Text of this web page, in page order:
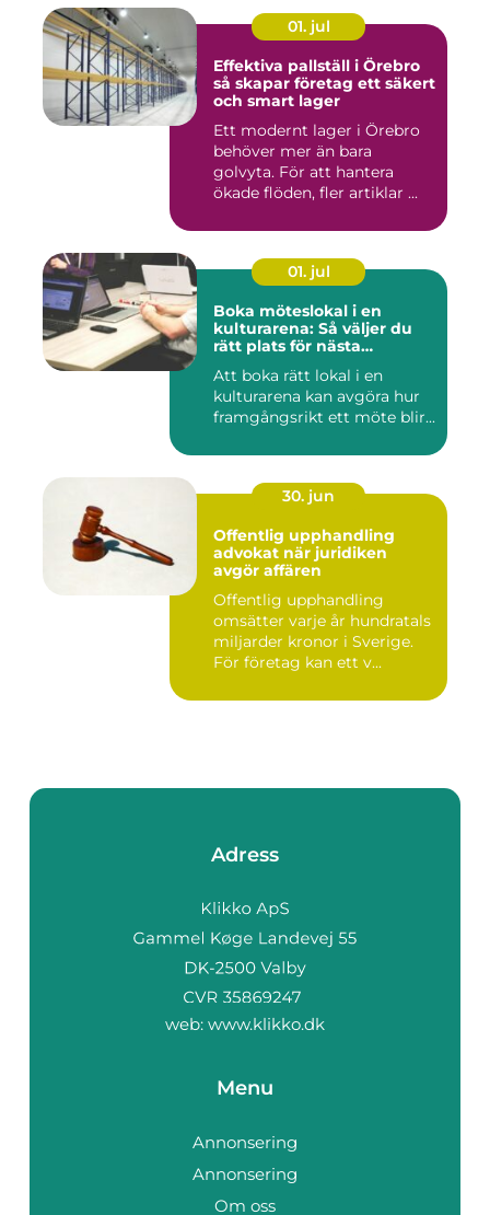
01. jul
Effektiva pallställ i Örebro
så skapar företag ett säkert
och smart lager
Ett modernt lager i Örebro
behöver mer än bara
golvyta. För att hantera
ökade flöden, fler artiklar ...
01. jul
Boka möteslokal i en
kulturarena: Så väljer du
rätt plats för nästa
Att boka rätt lokal i en
kulturarena kan avgöra hur
framgångsrikt ett möte blir...
30. jun
Offentlig upphandling
advokat när juridiken
avgör affären
Offentlig upphandling
omsätter varje år hundratals
miljarder kronor i Sverige.
För företag kan ett v...
Adress
web: www.klikko.dk
Menu
Annonsering
Annonsering
Om oss